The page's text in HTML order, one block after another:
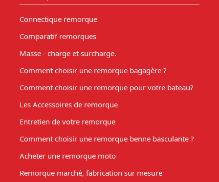
Connectique remorque
Comparatif remorques
Masse - charge et surcharge.
Comment choisir une remorque bagagère ?
Comment choisir une remorque pour votre bateau?
Les Accessoires de remorque
Entretien de votre remorque
Comment choisir une remorque benne basculante ?
Acheter une remorque moto
Remorque marché, fabrication sur mesure